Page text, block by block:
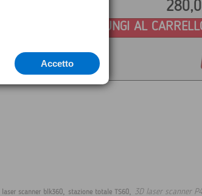
280,
AGGIUNGI AL
laser scanner blk360, stazione totale TS60, 3D laser scanner
Accetto